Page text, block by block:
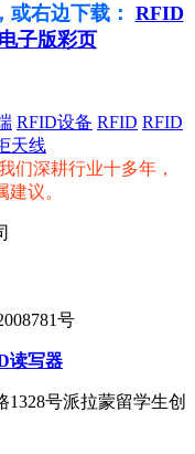
或右边下载： RFID
子版彩页
RFID设备 RFID RFID
天线
们深耕行业十多年，
议。
号
读写器
号派拉蒙留学生创